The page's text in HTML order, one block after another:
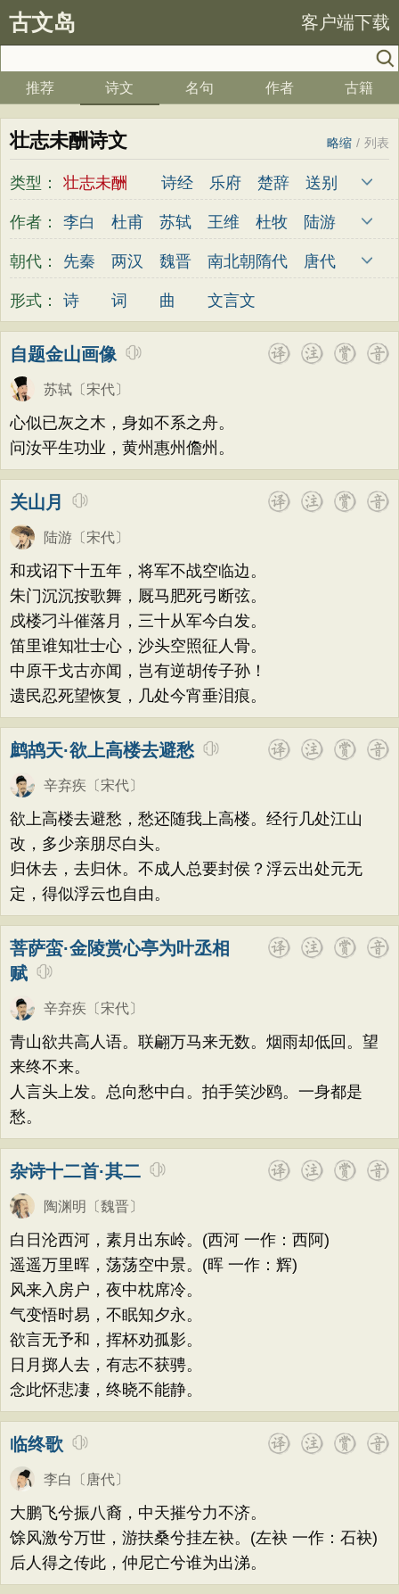
古文岛 客户端下载
推荐 诗文 名句 作者 古籍
壮志未酬诗文 列表
/
略缩
类型： 壮志未酬 诗经 乐府 楚辞
送别
劝学
边塞 儿童 春天 夏天
秋天
怀古
咏史 散文 闺怨
咏柳
读书 离别
梅花
感怀
饮酒 落花 桃花
写山
劝学 论诗 游仙 节日
春节
元宵节
端午节
七夕节
托物言志
古文观止
小学古诗
初中古诗
小学文言文
初中文言文
唐诗三百首
古诗三百首
古诗十九首
作者： 李白 杜甫 苏轼 王维 杜牧
陆游
李煜
元稹 韩愈 岑参 齐己
贾岛
皎然
许浑 罗隐 贯休 韦庄
屈原
王勃
张祜 岳飞
姚合
卢纶
秦观
方干
李峤 赵嘏 贺铸
张说
张炎 白居易
刘禹锡
李商隐 陶渊明
孟浩然
柳宗元
韦应物
温庭筠
诸葛亮
范仲淹 陆龟蒙
周邦彦
杜荀鹤 吴文英
皮日休
左丘明 张九龄
黄庭坚
司马迁 皇甫冉
文天祥
刘辰翁
陈子昂
纳兰性德
朝代： 先秦 两汉 魏晋 南北朝 隋代
唐代
五代
宋代 金朝 元代
形式： 诗 词 曲 文言文
自题金山画像
苏轼 〔宋代〕
心似已灰之木，身如不系之舟。
问汝平生功业，黄州惠州儋州。
关山月
陆游 〔宋代〕
和戎诏下十五年，将军不战空临边。
朱门沉沉按歌舞，厩马肥死弓断弦。
戍楼刁斗催落月，三十从军今白发。
笛里谁知壮士心，沙头空照征人骨。
中原干戈古亦闻，岂有逆胡传子孙！
遗民忍死望恢复，几处今宵垂泪痕。
鹧鸪天·欲上高楼去避愁
辛弃疾 〔宋代〕
欲上高楼去避愁，愁还随我上高楼。经行几处江山
改，多少亲朋尽白头。
归休去，去归休。不成人总要封侯？浮云出处元无
定，得似浮云也自由。
菩萨蛮·金陵赏心亭为叶丞相
赋
辛弃疾 〔宋代〕
青山欲共高人语。联翩万马来无数。烟雨却低回。望
来终不来。
人言头上发。总向愁中白。拍手笑沙鸥。一身都是
愁。
杂诗十二首·其二
陶渊明 〔魏晋〕
白日沦西河，素月出东岭。(西河 一作：西阿)
遥遥万里晖，荡荡空中景。(晖 一作：辉)
风来入房户，夜中枕席冷。
气变悟时易，不眠知夕永。
欲言无予和，挥杯劝孤影。
日月掷人去，有志不获骋。
念此怀悲凄，终晓不能静。
临终歌
李白 〔唐代〕
大鹏飞兮振八裔，中天摧兮力不济。
馀风激兮万世，游扶桑兮挂左袂。(左袂 一作：石袂)
后人得之传此，仲尼亡兮谁为出涕。